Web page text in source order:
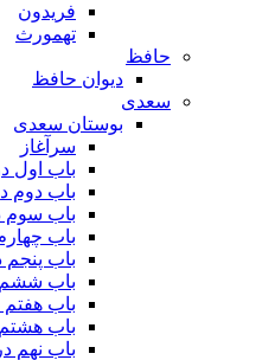
فریدون
تهمورث
حافظ
دیوان حافظ
سعدی
بوستان سعدی
سرآغاز
باب اول
باب دوم
باب
باب
باب پنجم
باب ششم
باب هفتم
باب
باب نهم